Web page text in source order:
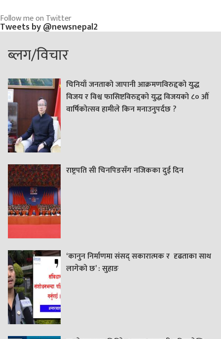
Follow me on Twitter
Tweets by @newsnepal2
ब्लग/विचार
चिनियाँ जनताको जापानी आक्रमणविरुद्दको युद्ध
विजय र विश्व फासिष्टविरुद्दको युद्ध विजयको ८० औं
वार्षिकोत्सव हामीले किन मनाउनुपर्दछ ?
राष्ट्रपति सी चिनपिङसँग नजिकका दुई दिन
‘कानुन निर्माणमा संसद् सकारात्मक र दृढताका साथ
लागेको छ’ : सुहाङ